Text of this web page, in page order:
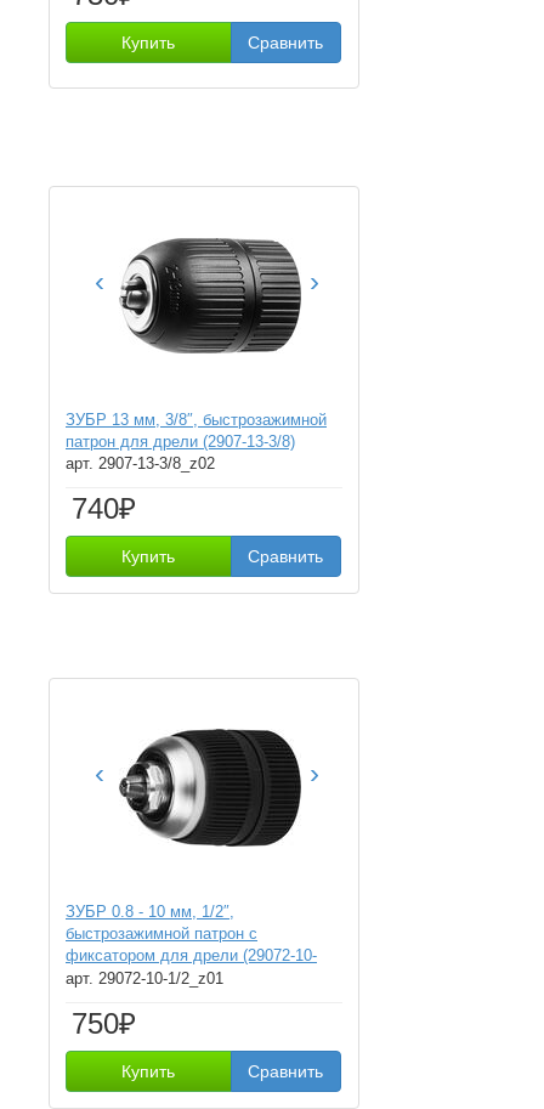
Купить Сравнить
‹ ›
ЗУБР 13 мм, 3/8″, быстрозажимной
патрон для дрели (2907-13-3/8)
арт. 2907-13-3/8_z02
740₽
Купить Сравнить
‹ ›
ЗУБР 0.8 - 10 мм, 1/2″,
быстрозажимной патрон с
фиксатором для дрели (29072-10-
1/2)
арт. 29072-10-1/2_z01
750₽
Купить Сравнить